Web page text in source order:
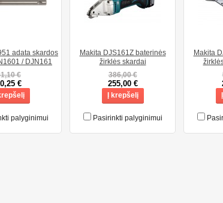
adata skardos
/ DJN161
€
€
palyginimui
Makita DJS161Z baterinės
žirklės skardai
386,00 €
255,00 €
Į krepšelį
Pasirinkti palyginimui
Makita